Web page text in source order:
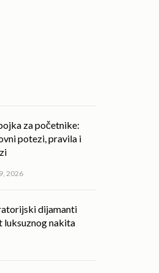
za početnike:
potezi, pravila i
2026
dijamanti
luksuznog nakita